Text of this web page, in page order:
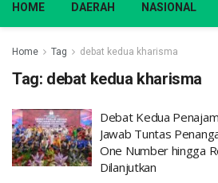
HOME DAERAH NASIONAL
Home Tag debat kedua kharisma
Tag: debat kedua kharisma
Debat Kedua
Jawab Tuntas
One Number hingga
Dilanjutkan